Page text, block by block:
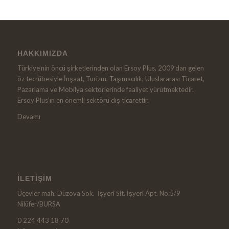
HAKKIMIZDA
Türkiye’nin öncü şirketlerinden olan Ersoy Plus, 2009’dan gelen
öz tecrübesiyle İnşaat, Turizm, Taşımacılık, Uluslararası Ticaret,
Pazarlama ve Mobilya sektörlerinde faaliyet yürütmektedir.
Ersoy Plus’ın en önemli sektörü dış ticarettir.
Devamı
İLETIŞIM
Üçevler mah. Düzova Sok. İşyeri Sit. İşyeri Apt. No:5/9
Nilüfer/BURSA
0 224 443 18 70